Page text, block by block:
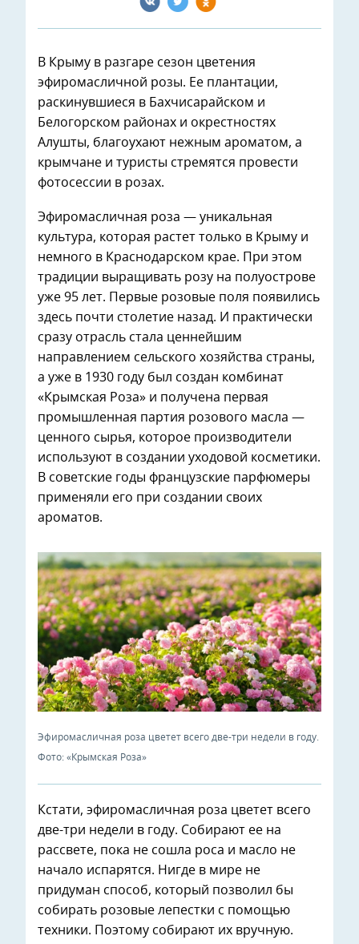
В Крыму в разгаре сезон цветения
эфиромасличной розы. Ее плантации,
раскинувшиеся в Бахчисарайском и
Белогорском районах и окрестностях
Алушты, благоухают нежным ароматом, а
крымчане и туристы стремятся провести
фотосессии в розах.
Эфиромасличная роза — уникальная
культура, которая растет только в Крыму и
немного в Краснодарском крае. При этом
традиции выращивать розу на полуострове
уже 95 лет. Первые розовые поля появились
здесь почти столетие назад. И практически
сразу отрасль стала ценнейшим
направлением сельского хозяйства страны,
а уже в 1930 году был создан комбинат
«Крымская Роза» и получена первая
промышленная партия розового масла —
ценного сырья, которое производители
используют в создании уходовой косметики.
В советские годы французские парфюмеры
применяли его при создании своих
ароматов.
Эфиромасличная роза цветет всего две-три недели в году.
Фото: «Крымская Роза»
Кстати, эфиромасличная роза цветет всего
две-три недели в году. Собирают ее на
рассвете, пока не сошла роса и масло не
начало испарятся. Нигде в мире не
придуман способ, который позволил бы
собирать розовые лепестки с помощью
техники. Поэтому собирают их вручную.